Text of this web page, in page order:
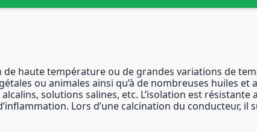
haute température ou de grandes variations de
ou animales ainsi qu’à de nombreuses huiles et
solutions salines, etc. L’isolation est résistante
Lors d’une calcination du conducteur, il